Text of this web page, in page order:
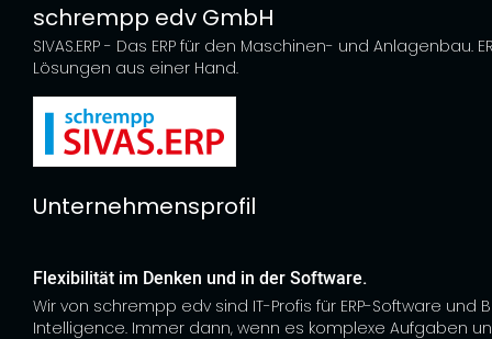
schrempp edv GmbH
SIVAS.ERP - Das ERP für den Maschinen- und Anlagenbau.
Lösungen aus einer Hand.
Unternehmensprofil
Flexibilität im Denken und in der Software.
Wir von schrempp edv sind IT-Profis für ERP-Software und
Intelligence. Immer dann, wenn es komplexe Aufgaben